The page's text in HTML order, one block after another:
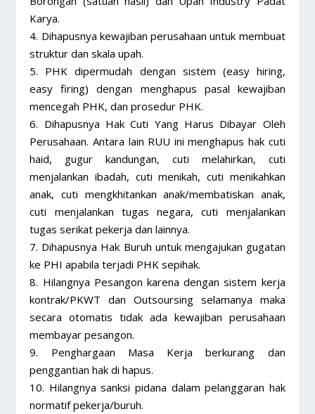
Karya.
4. Dihapusnya kewajiban perusahaan untuk membuat
struktur dan skala upah.
5. PHK dipermudah dengan sistem (easy hiring,
easy firing) dengan menghapus pasal kewajiban
mencegah PHK, dan prosedur PHK.
6. Dihapusnya Hak Cuti Yang Harus Dibayar Oleh
Perusahaan. Antara lain RUU ini menghapus hak cuti
haid, gugur kandungan, cuti melahirkan, cuti
menjalankan ibadah, cuti menikah, cuti menikahkan
anak, cuti mengkhitankan anak/membatiskan anak,
cuti menjalankan tugas negara, cuti menjalankan
tugas serikat pekerja dan lainnya.
7. Dihapusnya Hak Buruh untuk mengajukan gugatan
ke PHI apabila terjadi PHK sepihak.
8. Hilangnya Pesangon karena dengan sistem kerja
kontrak/PKWT dan Outsoursing selamanya maka
secara otomatis tidak ada kewajiban perusahaan
membayar pesangon.
9. Penghargaan Masa Kerja berkurang dan
penggantian hak di hapus.
10. Hilangnya sanksi pidana dalam pelanggaran hak
normatif pekerja/buruh.